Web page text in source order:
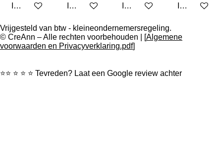
In winkelwagen In winkelwagen In winkelwagen In
Vrijgesteld van btw - kleineondernemersregeling.
© CreAnn – Alle rechten voorbehouden | [Algemene
voorwaarden en Privacyverklaring.pdf]
⭐⭐ ⭐ ⭐ ⭐ Tevreden? Laat een Google review achter